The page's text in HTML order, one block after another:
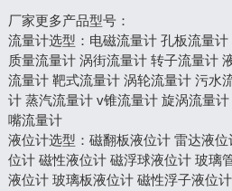
厂家更多产品型号：
流量计选型 ： 电磁流量计 孔板流量计
质量流量计 涡街流量计 转子流量计
流量计 靶式流量计 涡轮流量计 污水
计 蒸汽流量计 v锥流量计 旋涡流量计
嘴流量计
液位计选型 ： 磁翻板液位计 雷达液位
位计 磁性液位计 磁浮球液位计 玻璃
液位计 玻璃板液位计 磁性浮子液位计